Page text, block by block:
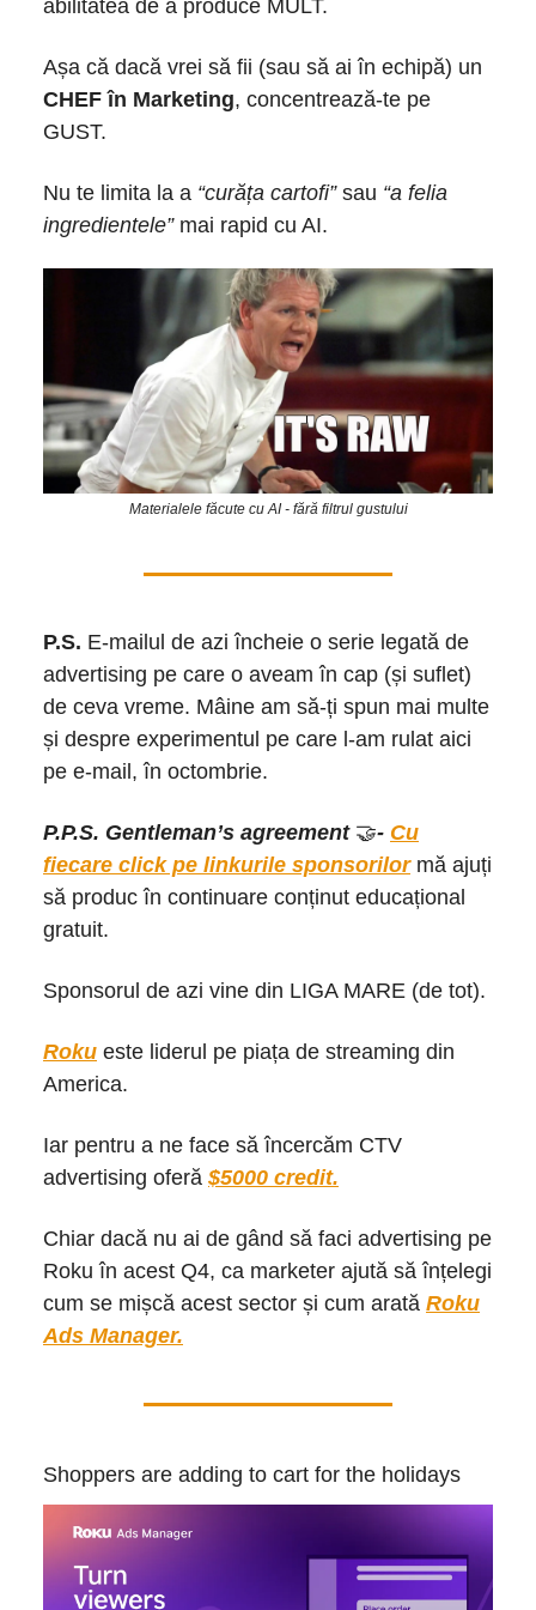
abilitatea de a produce MULT.
Așa că dacă vrei să fii (sau să ai în echipă) un
CHEF în Marketing, concentrează-te pe
GUST.
Nu te limita la a “curăța cartofi”sau “a felia
ingredientele”mai rapid cu AI.
Materialele făcute cu AI - fără filtrul gustului
P.S. E-mailul de azi încheie o serie legată de
advertising pe care o aveam în cap (și suflet)
de ceva vreme. Mâine am să-ți spun mai multe
și despre experimentul pe care l-am rulat aici
pe e-mail, în octombrie.
P.P.S. Gentleman’s agreement 🤝- Cu
fiecare click pe linkurile sponsorilormă ajuți
să produc în continuare conținut educațional
gratuit.
Sponsorul de azi vine din LIGA MARE (de tot).
Roku este liderul pe piața de streaming din
America.
Iar pentru a ne face să încercăm CTV
advertising oferă $5000 credit.
Chiar dacă nu ai de gând să faci advertising pe
Roku în acest Q4, ca marketer ajută să înțelegi
cum se mișcă acest sector și cum arată Roku
Ads Manager.
Shoppers are adding to cart for the holidays